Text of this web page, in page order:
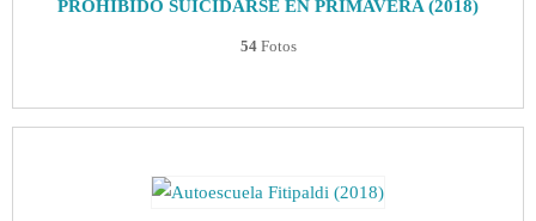
PROHIBIDO SUICIDARSE EN PRIMAVERA (2018)
54Fotos